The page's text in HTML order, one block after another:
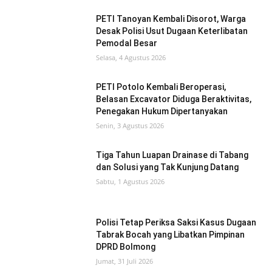
PETI Tanoyan Kembali Disorot, Warga
Desak Polisi Usut Dugaan Keterlibatan
Pemodal Besar
Selasa, 4 Agustus 2026
PETI Potolo Kembali Beroperasi,
Belasan Excavator Diduga Beraktivitas,
Penegakan Hukum Dipertanyakan
Senin, 3 Agustus 2026
Tiga Tahun Luapan Drainase di Tabang
dan Solusi yang Tak Kunjung Datang
Sabtu, 1 Agustus 2026
Polisi Tetap Periksa Saksi Kasus Dugaan
Tabrak Bocah yang Libatkan Pimpinan
DPRD Bolmong
Jumat, 31 Juli 2026